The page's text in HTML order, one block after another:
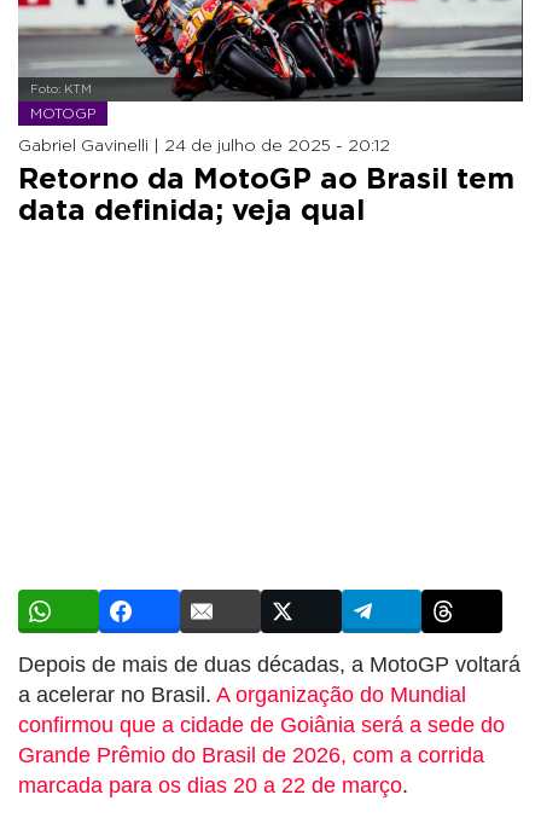
Foto: KTM
MOTOGP
Gabriel Gavinelli | 24 de julho de 2025 - 20:12
Retorno da MotoGP ao Brasil tem
data definida; veja qual
Depois de mais de duas décadas, a MotoGP voltará
a acelerar no Brasil. A organização do Mundial
confirmou que a cidade de Goiânia será a sede do
Grande Prêmio do Brasil de 2026, com a corrida
marcada para os dias 20 a 22 de março.